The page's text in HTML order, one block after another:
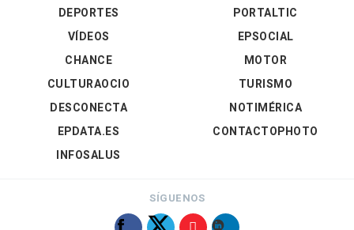
DEPORTES
VÍDEOS
PORTALTIC
EPSOCIAL
CHANCE
CULTURAOCIO
DESCONECTA
EPDATA.ES
INFOSALUS
MOTOR
TURISMO
NOTIMÉRICA
CONTACTOPHOTO
SÍGUENOS